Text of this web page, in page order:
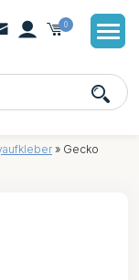
0
» Gecko